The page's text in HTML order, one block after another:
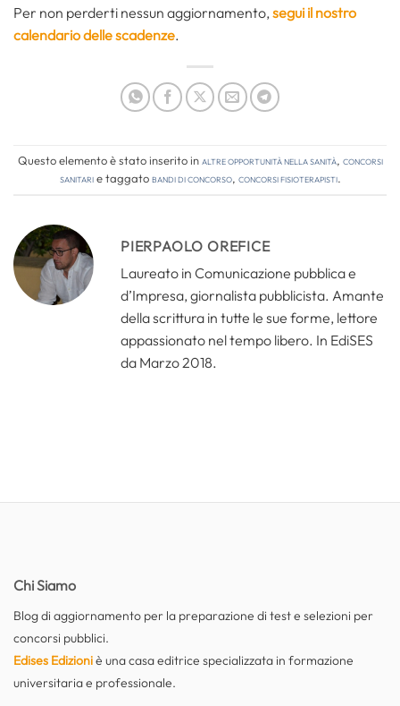
Per non perderti nessun aggiornamento, segui il nostro
calendario delle scadenze.
Questo elemento è stato inserito in Altre opportunità nella sanità, Concorsi
Sanitarie taggatobandi di concorso, concorsi fisioterapisti.
PIERPAOLO OREFICE
Laureato in Comunicazione pubblica e
d’Impresa, giornalista pubblicista. Amante
della scrittura in tutte le sue forme, lettore
appassionato nel tempo libero. In EdiSES
da Marzo 2018.
Chi Siamo
Blog di aggiornamento per la preparazione di test e selezioni per
concorsi pubblici.
Edises Edizioniè una casa editrice specializzata in formazione
universitaria e professionale.